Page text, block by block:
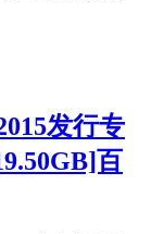
发行专
百